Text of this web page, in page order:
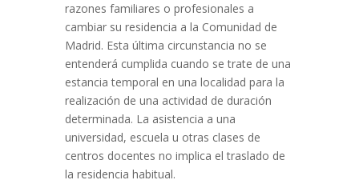
razones familiares o profesionales a
cambiar su residencia a la Comunidad de
Madrid. Esta última circunstancia no se
entenderá cumplida cuando se trate de una
estancia temporal en una localidad para la
realización de una actividad de duración
determinada. La asistencia a una
universidad, escuela u otras clases de
centros docentes no implica el traslado de
la residencia habitual.